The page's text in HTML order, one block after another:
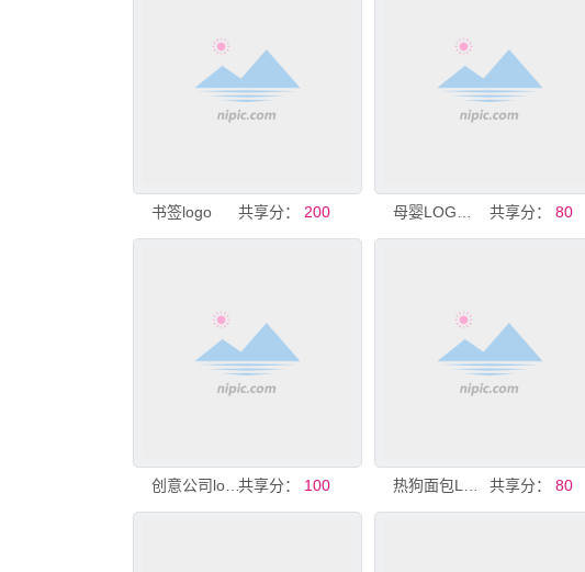
书签logo 共享分： 200 共享分： 80
创意公司logo共享分： 100 共享分： 80